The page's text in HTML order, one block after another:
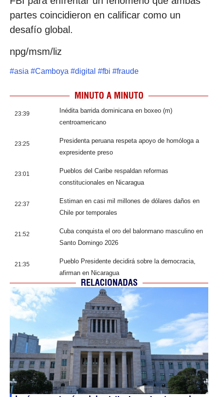
partes coincidieron en calificar como un
desafío global.
npg/msm/liz
#asia #Camboya #digital #fbi #fraude
MINUTO A MINUTO
23:39
Inédita barrida dominicana en boxeo (m)
centroamericano
23:25
Presidenta peruana respeta apoyo de homóloga a
expresidente preso
23:01
Pueblos del Caribe respaldan reformas
constitucionales en Nicaragua
22:37
Estiman en casi mil millones de dólares daños en
Chile por temporales
21:52
Cuba conquista el oro del balonmano masculino en
Santo Domingo 2026
21:35
Pueblo Presidente decidirá sobre la democracia,
afirman en Nicaragua
RELACIONADAS